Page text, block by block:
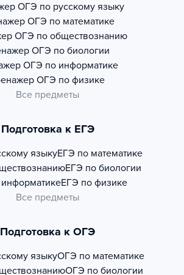
ОГЭ по русскому языку
ОГЭ по математике
ОГЭ по обществознанию
ОГЭ по биологии
ОГЭ по информатике
ОГЭ по физике
Все предметы
Подготовка к ЕГЭ
языкуЕГЭ по математике
ЕГЭ по биологии
ЕГЭ по физике
Все предметы
Подготовка к ОГЭ
языкуОГЭ по математике
ОГЭ по биологии